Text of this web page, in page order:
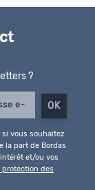
?
si vous souhaitez
la part de Bordas
et/ou vos
protection des